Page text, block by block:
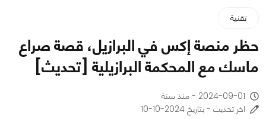
تقنية
حظر منصة إكس في البرازيل، قصة صراع
ماسك مع المحكمة البرازيلية [تحديث]
2024-09-01 - منذ سنة
اخر تحديث - بتاريخ 2024-10-10